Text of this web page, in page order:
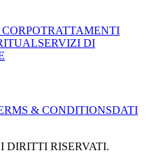
TRATTAMENTI
SERVIZI DI
& CONDITIONSDATI
DIRITTI RISERVATI.